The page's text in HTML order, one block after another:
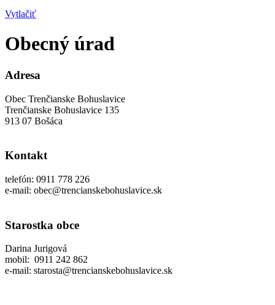
Vytlačiť
Obecný úrad
Adresa
Obec Trenčianske Bohuslavice
Trenčianske Bohuslavice 135
913 07 Bošáca
Kontakt
telefón: 0911 778 226
e-mail: obec@trencianskebohuslavice.sk
Starostka obce
Darina Jurigová
mobil: 0911 242 862
e-mail: starosta@trencianskebohuslavice.sk